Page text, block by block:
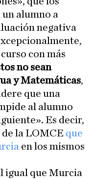
alumno a
negativa
con más
no sean
y Matemáticas,
que una
al alumno
Es decir,
la LOMCE que
en los mismos
igual que Murcia